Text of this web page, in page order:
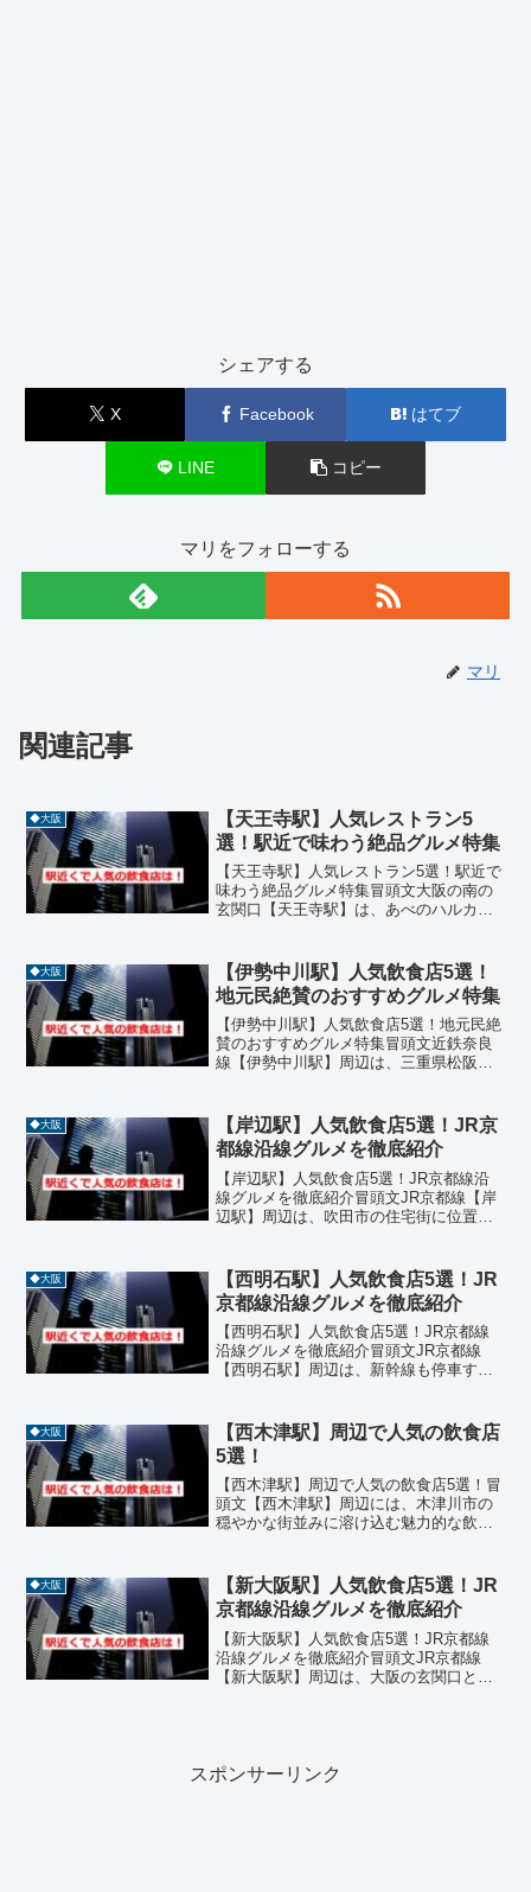
シェアする
X Facebook はてブ
LINE コピー
マリをフォローする
マリ
関連記事
◆大阪
【天王寺駅】人気レストラン5
選！駅近で味わう絶品グルメ特集
【天王寺駅】人気レストラン5選！駅近で
味わう絶品グルメ特集冒頭文大阪の南の
玄関口【天王寺駅】は、あべのハルカス
食、洋食、鉄板焼き、ビアホールなど多
彩なジャンルの飲食店が...
◆大阪
【伊勢中川駅】人気飲食店5選！
地元民絶賛のおすすめグルメ特集
【伊勢中川駅】人気飲食店5選！地元民絶
賛のおすすめグルメ特集冒頭文近鉄奈良
線【伊勢中川駅】周辺は、三重県松阪市
す。駅から徒歩圏内には、イタリアン、
居酒屋、中華、とんかつ...
◆大阪
【岸辺駅】人気飲食店5選！JR京
都線沿線グルメを徹底紹介
【岸辺駅】人気飲食店5選！JR京都線沿
線グルメを徹底紹介冒頭文JR京都線【岸
辺駅】周辺は、吹田市の住宅街に位置し
メン、寿司、焼肉、たこ焼き、カフェな
どジャンルも多彩。こ...
◆大阪
【西明石駅】人気飲食店5選！JR
京都線沿線グルメを徹底紹介
【西明石駅】人気飲食店5選！JR京都線
沿線グルメを徹底紹介冒頭文JR京都線
【西明石駅】周辺は、新幹線も停車する
す。駅から徒歩圏内に、焼肉、中華、ス
テーキ、寿司、ラーメンな...
◆大阪
【西木津駅】周辺で人気の飲食店
5選！
【西木津駅】周辺で人気の飲食店5選！冒
頭文【西木津駅】周辺には、木津川市の
穏やかな街並みに溶け込む魅力的な飲食
富で、地元住民や観光客に長年愛されて
いる名店が揃っています...
◆大阪
【新大阪駅】人気飲食店5選！JR
京都線沿線グルメを徹底紹介
【新大阪駅】人気飲食店5選！JR京都線
沿線グルメを徹底紹介冒頭文JR京都線
【新大阪駅】周辺は、大阪の玄関口とし
スポンサーリンク